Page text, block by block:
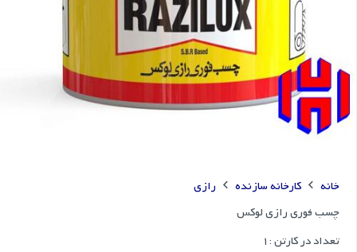
خانه کارخانه سازنده
رازی
چسب فوری رازی لوکس
تعداد در کارتن :1